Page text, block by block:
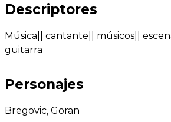
Descriptores
Música|| cantante|| músicos||
guitarra
Personajes
Bregovic, Goran